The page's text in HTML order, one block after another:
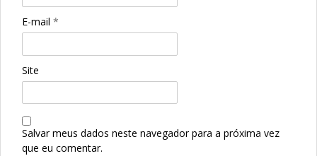
E-mail *
Site
Salvar meus dados neste navegador para a próxima vez
que eu comentar.